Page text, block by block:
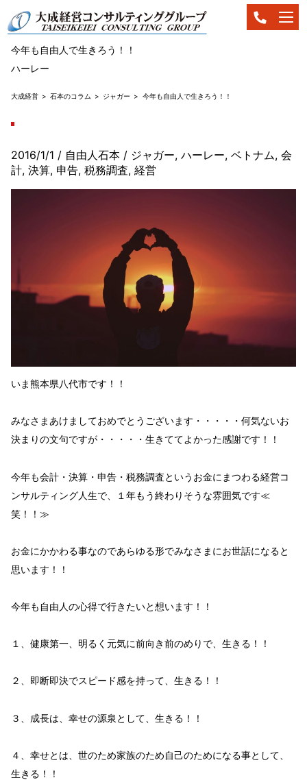
今年も自由人で生きろう！！
ハーレー
大成経営 石本のコラム ジャガー 今年も自由人で生きろう！！
2016/1/1 / 自由人石本 / ジャガー, ハーレー, ベトナム, 会
計, 決算, 申告, 税務調査, 経営
いま熊本県八代市です！！
みなさまあけましておめでとうございます ・・・・・何気ないお
決まりの文句ですが・・・・・ 生きててよかった感謝です！！
今年も会計・決算・申告・税務調査という お金にまつわる経営コ
ンサルティング人生で、
１年もう終わりそうな雰囲気です≪
笑！！≫
お金にかかわる事なのであらゆる形でみなさまにお世話になると
思います！！
今年も 自由人の心得で行きたいと想います！！
１、健康第一、明るく元気に前向き前のめりで、生きる！！
２、即断即決でスピード感を持って、生きる！！
３、成長は、幸せの源泉として、生きる！！
４、幸せとは、世のため家族のため自己のためになる事として、
生きる！！